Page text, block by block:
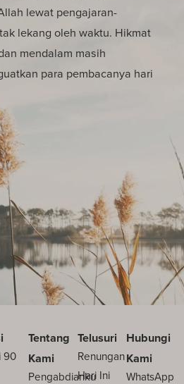
lewat pengajaran-
lekang oleh waktu. Hikmat
mendalam masih
para pembacanya hari
90
Tentang
Kami
Pengabdianku
Telusuri
Renungan
Hari Ini
Hubungi
Kami
WhatsApp